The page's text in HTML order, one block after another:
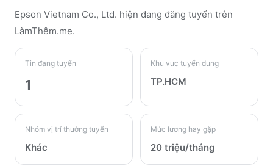
Epson Vietnam Co., Ltd. hiện đang đăng tuyển trên
LàmThêm.me.
Tin đang tuyển
1
Khu vực tuyển dụng
TP.HCM
Nhóm vị trí thường tuyển
Khác
Mức lương hay gặp
20 triệu/tháng